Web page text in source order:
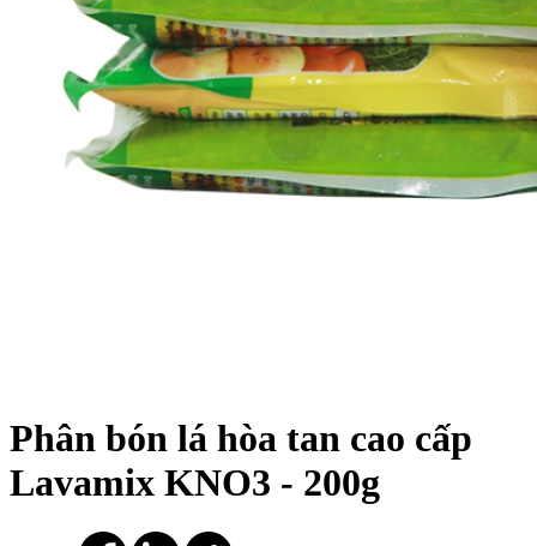
Phân bón lá hòa tan cao cấp
Lavamix KNO3 - 200g